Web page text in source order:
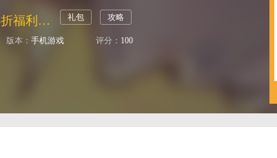
神级勇士（0.05折福利版） 礼包 攻略
版本： 手机游戏 评分： 100